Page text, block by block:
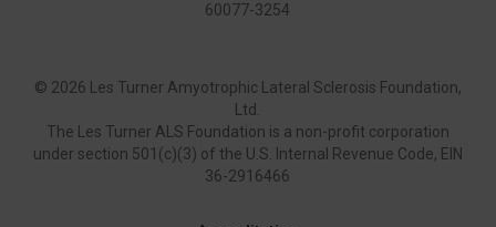
60077-3254
© 2026 Les Turner Amyotrophic Lateral Sclerosis Foundation,
Ltd.
The Les Turner ALS Foundation is a non-profit corporation
under section 501(c)(3) of the U.S. Internal Revenue Code, EIN
36-2916466